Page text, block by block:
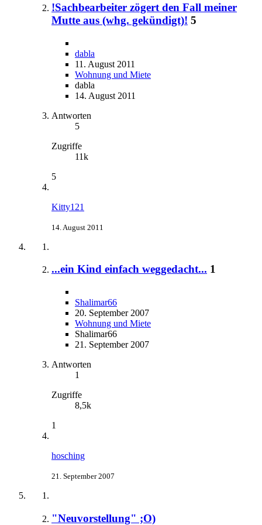
!Sachbearbeiter zögert den Fall meiner
Mutte aus (whg. gekündigt)! 5
dabla
11. August 2011
Wohnung und Miete
dabla
14. August 2011
Antworten
5
Zugriffe
11k
5
Kitty121
14. August 2011
...ein Kind einfach weggedacht... 1
Shalimar66
20. September 2007
Wohnung und Miete
Shalimar66
21. September 2007
Antworten
1
Zugriffe
8,5k
1
hosching
21. September 2007
"Neuvorstellung" ;O)